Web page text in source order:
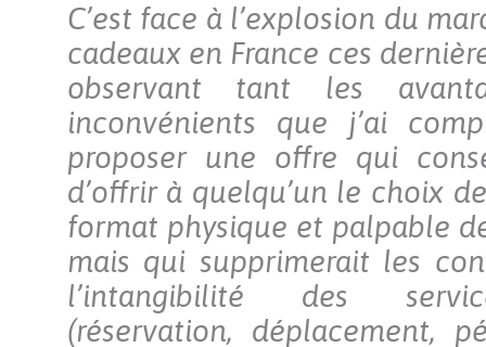
C’est face à l’explosion du
cadeaux en France ces
observant tant les
inconvénients que j’ai
proposer une offre qui
d’offrir à quelqu’un le choix
format physique et palpable
mais qui supprimerait les
l’intangibilité des
(réservation, déplacement,